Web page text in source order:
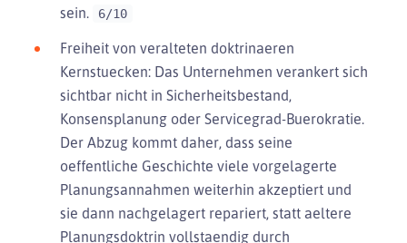
sein.
6/10
Freiheit von veralteten doktrinaeren
Kernstuecken: Das Unternehmen verankert sich
sichtbar nicht in Sicherheitsbestand,
Konsensplanung oder Servicegrad-Buerokratie.
Der Abzug kommt daher, dass seine
oeffentliche Geschichte viele vorgelagerte
Planungsannahmen weiterhin akzeptiert und
sie dann nachgelagert repariert, statt aeltere
Planungsdoktrin vollstaendig durch